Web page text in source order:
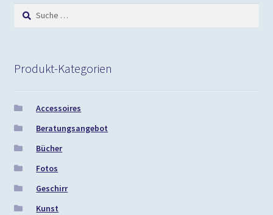
Suche
nach:
Produkt-Kategorien
Accessoires
Beratungsangebot
Bücher
Fotos
Geschirr
Kunst